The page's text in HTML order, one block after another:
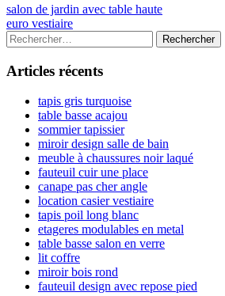
Navigation
de
l’article
Previous
article:
salon de jardin avec table haute
Next
article:
euro vestiaire
Colonne
latérale
principale
Rechercher :
Articles récents
tapis gris turquoise
table basse acajou
sommier tapissier
miroir design salle de bain
meuble à chaussures noir laqué
fauteuil cuir une place
canape pas cher angle
location casier vestiaire
tapis poil long blanc
etageres modulables en metal
table basse salon en verre
lit coffre
miroir bois rond
fauteuil design avec repose pied